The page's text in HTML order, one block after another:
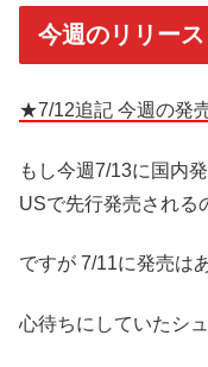
今週のリリース
★7/12追記 今週の発
もし今週7/13に国内
USで先行発売される
ですが 7/11に発売は
心待ちにしていたシ